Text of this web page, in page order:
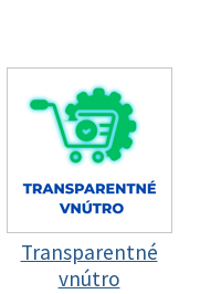
Transparentné
vnútro